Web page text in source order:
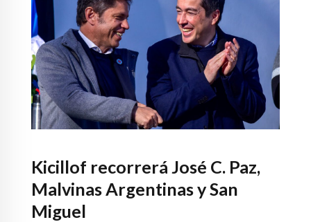
Kicillof recorrerá José C. Paz,
Malvinas Argentinas y San
Miguel